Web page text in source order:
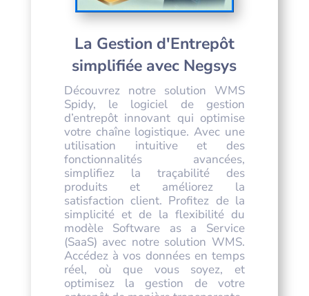
La Gestion d'Entrepôt
simplifiée avec Negsys
Découvrez notre solution WMS
Spidy, le logiciel de gestion
d’entrepôt innovant qui optimise
votre chaîne logistique. Avec une
utilisation intuitive et des
fonctionnalités avancées,
simplifiez la traçabilité des
produits et améliorez la
satisfaction client. Profitez de la
simplicité et de la flexibilité du
modèle Software as a Service
(SaaS) avec notre solution WMS.
Accédez à vos données en temps
réel, où que vous soyez, et
optimisez la gestion de votre